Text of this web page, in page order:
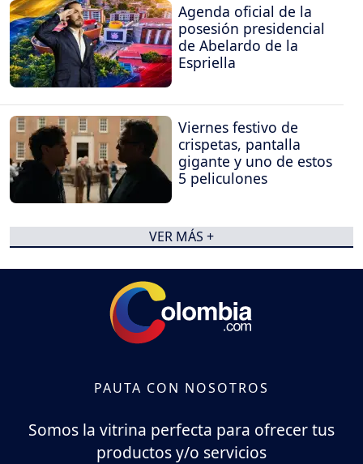
Agenda oficial de la
posesión presidencial
de Abelardo de la
Espriella
Viernes festivo de
crispetas, pantalla
gigante y uno de estos
5 peliculones
VER MÁS +
PAUTA CON NOSOTROS
Somos la vitrina perfecta para ofrecer tus
productos y/o servicios